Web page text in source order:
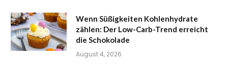
Wenn Süßigkeiten Kohlenhydrate
zählen: Der Low-Carb-Trend erreicht
die Schokolade
August 4, 2026